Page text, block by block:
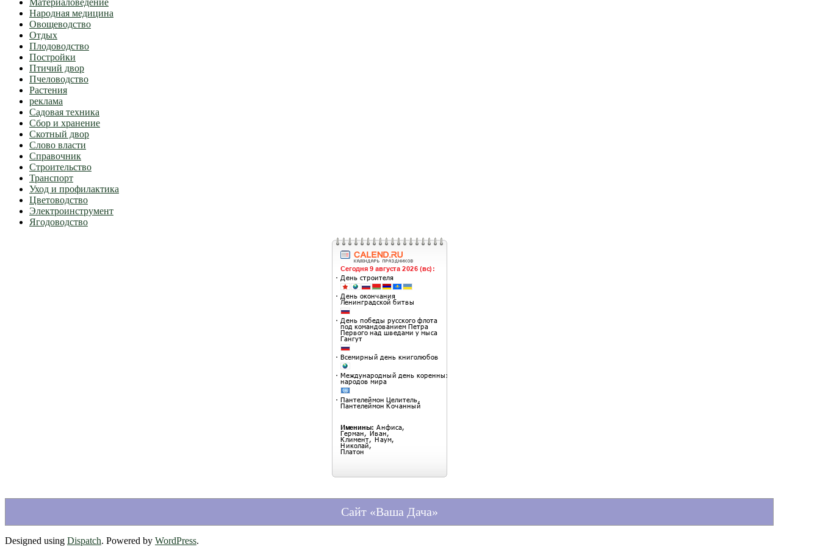
Народная медицина
Овощеводство
Отдых
Плодоводство
Постройки
Птичий двор
Пчеловодство
Растения
реклама
Садовая техника
Сбор и хранение
Скотный двор
Слово власти
Справочник
Строительство
Транспорт
Уход и профилактика
Цветоводство
Электроинструмент
Ягодоводство
Сайт «Ваша Дача»
Designed using Dispatch. Powered by WordPress.